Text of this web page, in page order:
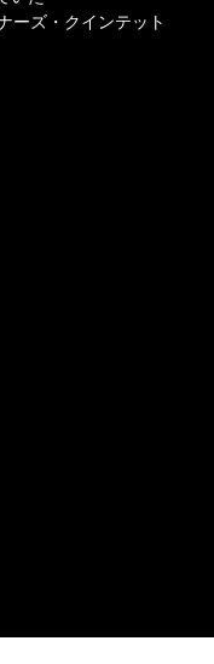
ーズ・クインテット